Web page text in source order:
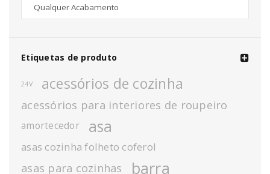
Etiquetas de produto
24V acessórios de cozinha
acessórios para interiores de roupeiro
amortecedor asa
asas cozinha folheto coferol
asas para cozinhas barra